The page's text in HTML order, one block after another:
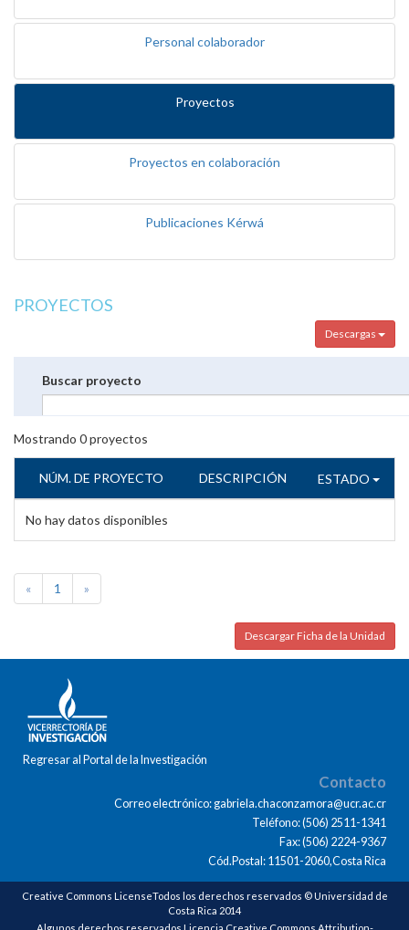
Personal colaborador
Proyectos
Proyectos en colaboración
Publicaciones Kérwá
PROYECTOS
Descargas
Buscar proyecto
Mostrando 0proyectos
NÚM. DE PROYECTO DESCRIPCIÓN ESTADO
No hay datos disponibles
« 1 »
Descargar Ficha de la Unidad
Regresar al Portal de la Investigación
Contacto
Correo electrónico: gabriela.chaconzamora@ucr.ac.cr
Teléfono: (506) 2511-1341
Fax: (506) 2224-9367
Cód.Postal: 11501-2060,Costa Rica
Creative Commons LicenseTodos los derechos reservados © Universidad de
Costa Rica 2014